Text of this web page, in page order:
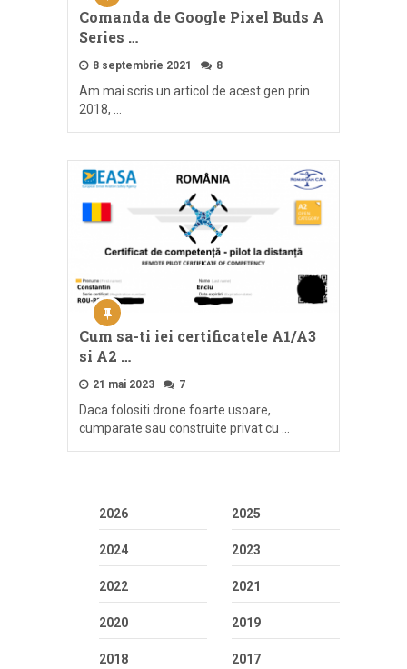
Comanda de Google Pixel Buds A
Series …
8 septembrie 2021 8
Am mai scris un articol de acest gen prin
2018, …
Cum sa-ti iei certificatele A1/A3
si A2 …
21 mai 2023 7
Daca folositi drone foarte usoare,
cumparate sau construite privat cu …
2026 2025
2024 2023
2022 2021
2020 2019
2018 2017